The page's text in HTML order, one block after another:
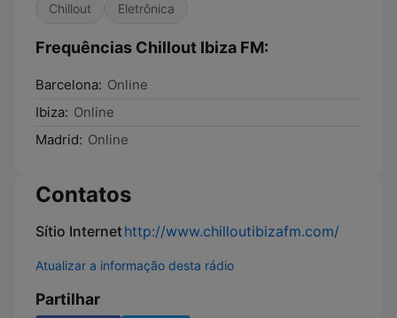
Chillout Eletrônica
Frequências Chillout Ibiza FM:
Barcelona: Online
Ibiza: Online
Madrid: Online
Contatos
Sítio Internethttp://www.chilloutibizafm.com/
Atualizar a informação desta rádio
Partilhar